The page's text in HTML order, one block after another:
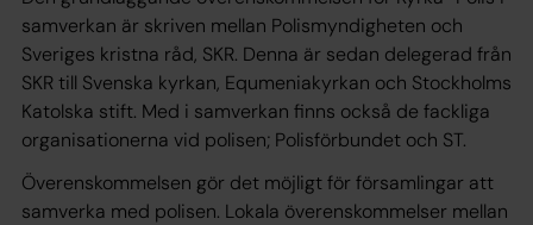
samverkan är skriven mellan Polismyndigheten och
Sveriges kristna råd, SKR. Denna är sedan delegerad från
SKR till Svenska kyrkan, Equmeniakyrkan och Stockholms
Katolska stift. Med i samverkan finns också de fackliga
organisationerna vid polisen; Polisförbundet och ST.
Överenskommelsen gör det möjligt för församlingar att
samverka med polisen. Lokala överenskommelser mellan